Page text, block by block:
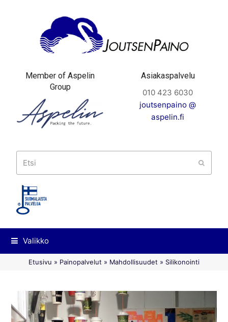
Member of Aspelin
Group
Asiakaspalvelu
010 423 6030
joutsenpaino @
aspelin.fi
Valikko
Etusivu » Painopalvelut » Mahdollisuudet » Silikonointi